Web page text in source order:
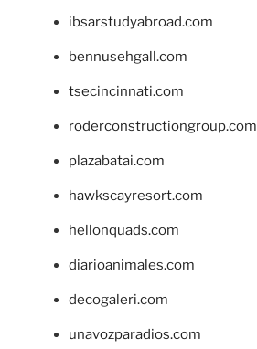
ibsarstudyabroad.com
bennusehgall.com
tsecincinnati.com
roderconstructiongroup.com
plazabatai.com
hawkscayresort.com
hellonquads.com
diarioanimales.com
decogaleri.com
unavozparadios.com